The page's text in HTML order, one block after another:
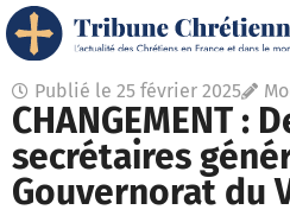
Publié le 25 février 2025
CHANGEMENT :
secrétaires
Gouvernorat du